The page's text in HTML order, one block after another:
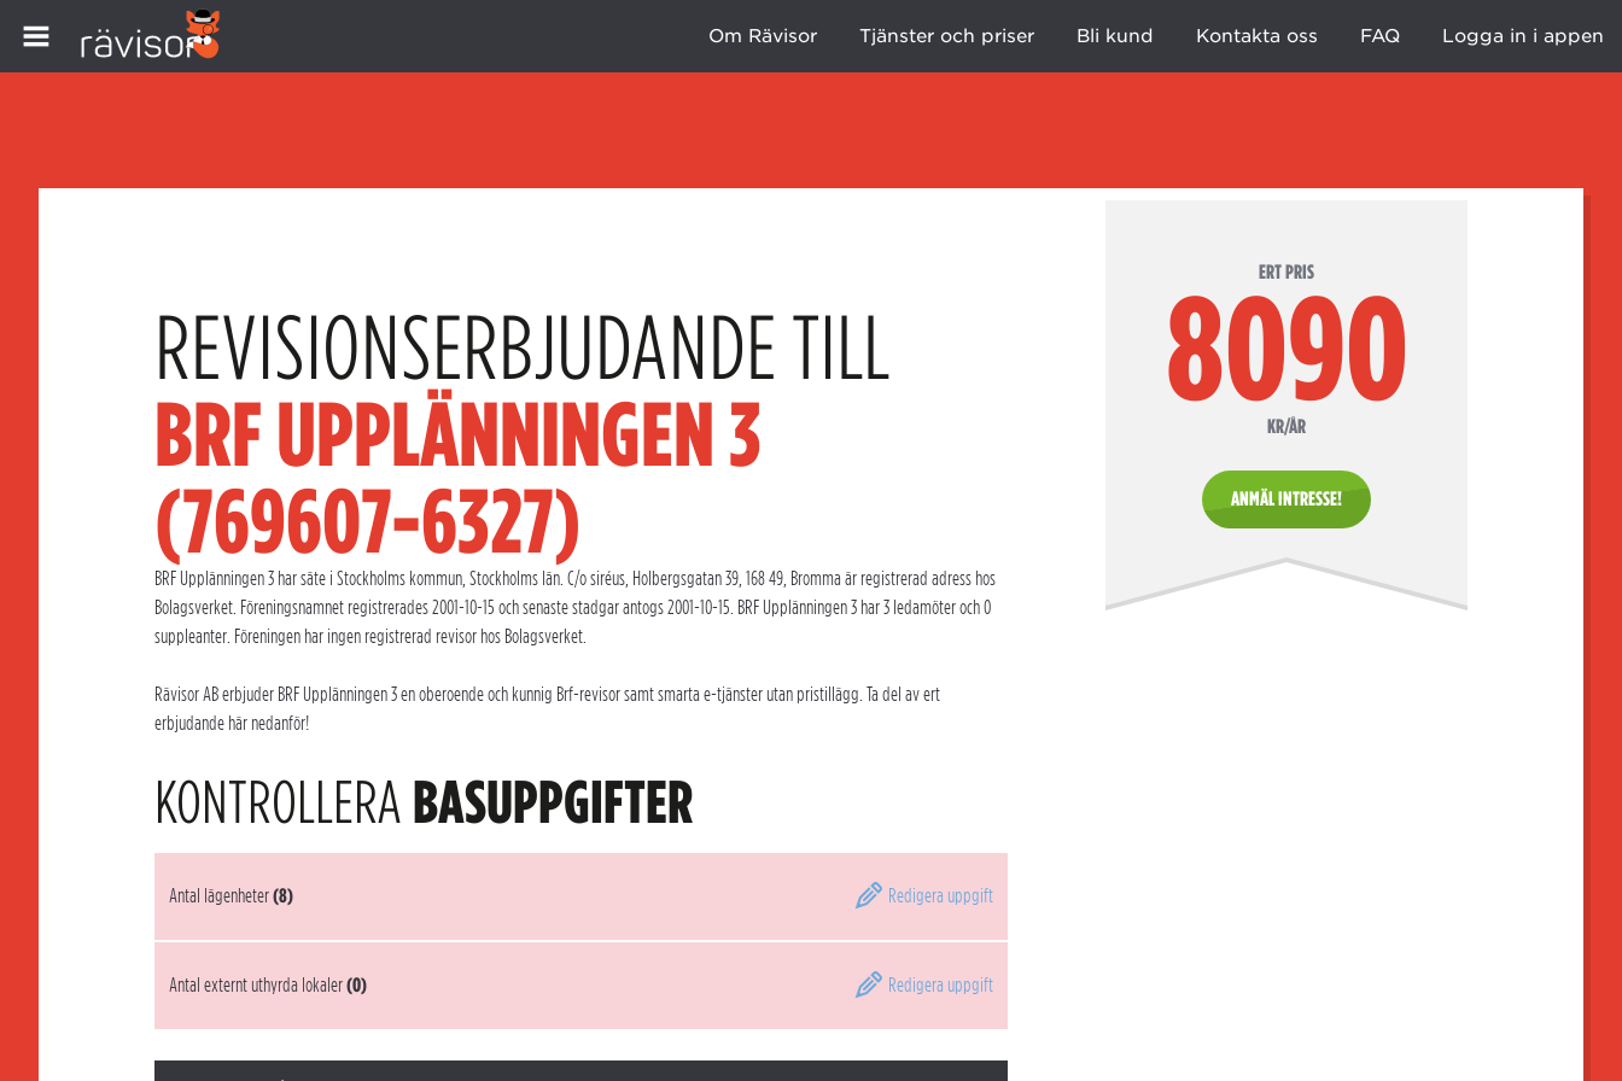
Om Rävisor Tjänster och priser Bli kund Kontakta oss FAQ Logga in i appen
ERT PRIS
8090
KR/ÅR
ANMÄL INTRESSE!
REVISIONSERBJUDANDE TILL
BRF UPPLÄNNINGEN 3
(769607-6327)
BRF Upplänningen 3 har säte i Stockholms kommun, Stockholms län. C/o siréus, Holbergsgatan 39, 168 49, Bromma är registrerad adress hos
Bolagsverket. Föreningsnamnet registrerades 2001-10-15 och senaste stadgar antogs 2001-10-15. BRF Upplänningen 3 har 3 ledamöter och 0
suppleanter. Föreningen har ingen registrerad revisor hos Bolagsverket.
Rävisor AB erbjuder BRF Upplänningen 3 en oberoende och kunnig Brf-revisor samt smarta e-tjänster utan pristillägg. Ta del av ert
erbjudande här nedanför!
KONTROLLERABASUPPGIFTER
Antal lägenheter(8) Redigera uppgift
Antal externt uthyrda lokaler(0) Redigera uppgift